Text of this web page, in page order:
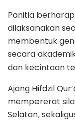
Panitia
dilaksanakan
membentuk
secara
dan kecintaan
Ajang Hifdzil
mempererat
Selatan,